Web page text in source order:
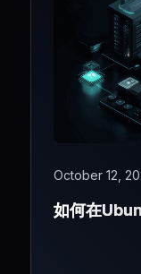
October 12,
如何在